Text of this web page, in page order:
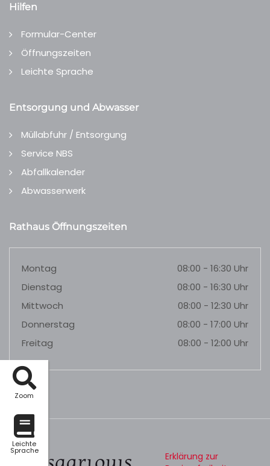
Zoom
Leichte
Sprache
Hilfen
Formular-Center
Öffnungszeiten
Leichte Sprache
Entsorgung und Abwasser
Müllabfuhr / Entsorgung
Service NBS
Abfallkalender
Abwasserwerk
Rathaus Öffnungszeiten
Montag
08:00 - 16:30 Uhr
Dienstag
08:00 - 16:30 Uhr
Mittwoch
08:00 - 12:30 Uhr
Donnerstag
08:00 - 17:00 Uhr
Freitag
08:00 - 12:00 Uhr
Erklärung zur